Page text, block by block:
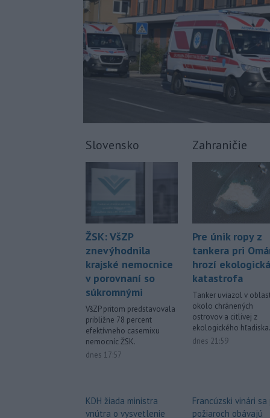
Slovensko
ŽSK: VšZP
znevýhodnila
krajské nemocnice
v porovnaní so
súkromnými
VšZP pritom predstavovala
približne 78 percent
efektívneho casemixu
nemocníc ŽSK.
dnes 17:57
KDH žiada ministra
vnútra o vysvetlenie
Zahraničie
Pre únik ropy z
tankera pri
hrozí ekologická
katastrofa
Tanker uviazol v
okolo chránených
ostrovov a citlivej z
ekologického hľadiska.
dnes 21:59
Francúzski vinári sa
požiaroch obávajú